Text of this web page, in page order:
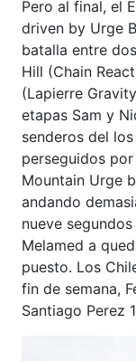
Pero al final, el
driven by Urge
batalla entre
Hill (Chain
(Lapierre
etapas Sam y
senderos del
perseguidos
Mountain Urge
andando
nueve
Melamed a
puesto. Los
fin de semana,
Santiago Perez